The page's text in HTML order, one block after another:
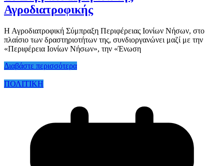
Αγροδιατροφικής
Η Αγροδιατροφική Σύμπραξη Περιφέρειας Ιονίων Νήσων, στο
πλαίσιο των δραστηριοτήτων της, συνδιοργανώνει μαζί με την
«Περιφέρεια Ιονίων Νήσων», την «Ένωση
Διαβάστε περισσότερα
ΠΟΛΙΤΙΚΗ